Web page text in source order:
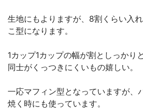
生地にもよりますが、8割くらい入
こ型になります。
1カップ1カップの幅が割としっかり
同士がくっつきにくいもの嬉しい。
一応マフィン型となっていますが、
焼く時にも使っています。